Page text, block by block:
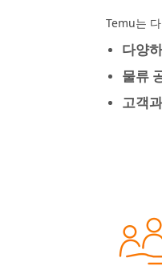
Temu는
다양
물류
고객